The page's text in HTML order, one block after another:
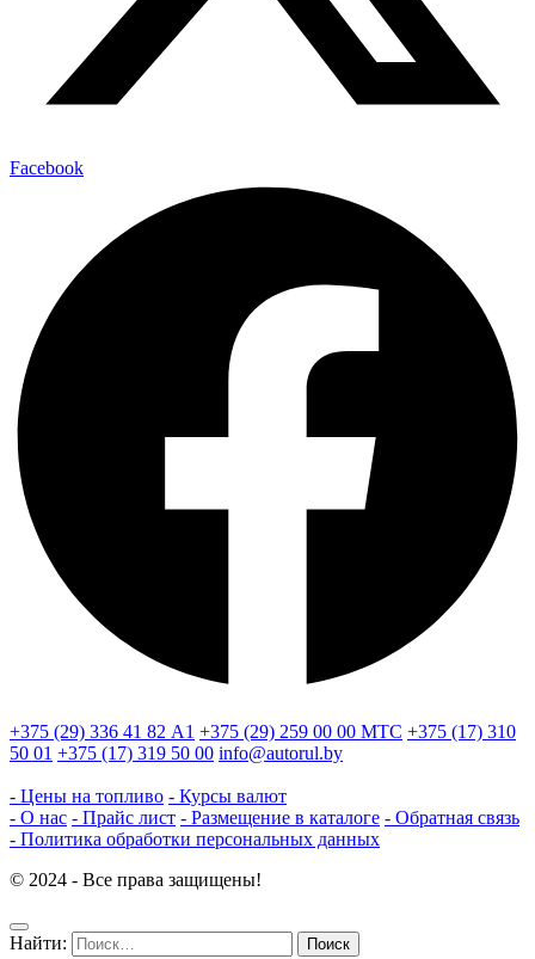
Facebook
+375 (29) 336 41 82 А1 +375 (29) 259 00 00 МТС +375 (17) 310
50 01 +375 (17) 319 50 00 info@autorul.by
- Цены на топливо - Курсы валют
- О нас - Прайс лист - Размещение в каталоге - Обратная связь
- Политика обработки персональных данных
© 2024 - Все права защищены!
Найти: